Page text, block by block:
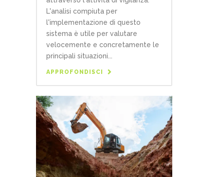
L'analisi compiuta per
l'implementazione di questo
sistema è utile per valutare
velocemente e concretamente le
principali situazioni...
APPROFONDISCI